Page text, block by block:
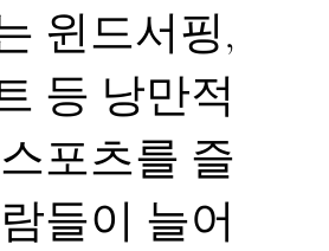
윈드서핑,
등 낭만적
포츠를 즐
들이 늘어